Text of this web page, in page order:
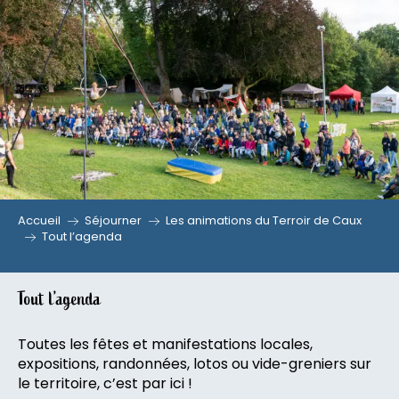
Aller
au
contenu
principal
Accueil Séjourner
Les animations du Terroir de Caux
Tout l’agenda
Tout l’agenda
Toutes les fêtes et manifestations locales,
expositions, randonnées, lotos ou vide-greniers sur
le territoire, c’est par ici !